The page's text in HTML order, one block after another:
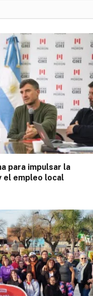
para impulsar la
el empleo local